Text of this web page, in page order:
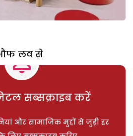
औफ लव से
सब्सक्राइब करें
और सामाजिक मुद्दों से जुड़ी हर